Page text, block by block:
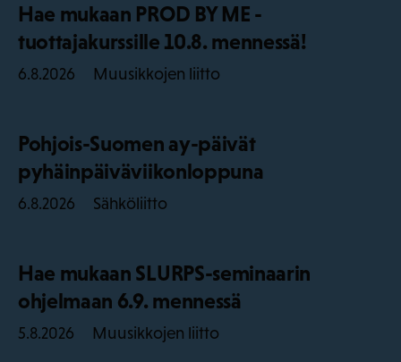
Hae mukaan PROD BY ME -
tuottajakurssille 10.8. mennessä!
6.8.2026 Muusikkojen liitto
Pohjois-Suomen ay-päivät
pyhäinpäiväviikonloppuna
6.8.2026 Sähköliitto
Hae mukaan SLURPS-seminaarin
ohjelmaan 6.9. mennessä
5.8.2026 Muusikkojen liitto